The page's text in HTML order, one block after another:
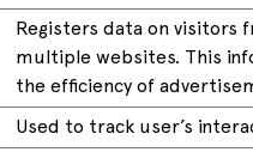
Registers data on visitors
multiple websites. This
the efficiency of
Used to track user’s